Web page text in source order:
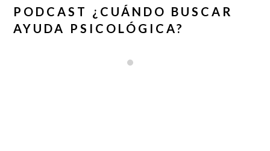
PODCAST ¿CUÁNDO BUSCAR
AYUDA PSICOLÓGICA?